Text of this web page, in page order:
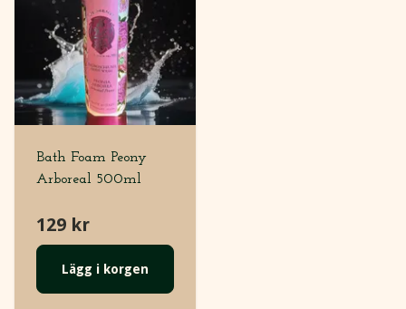
Bath Foam Peony
Arboreal 500ml
129 kr
Lägg i korgen